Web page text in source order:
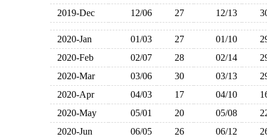
2019-Dec
12/06 27 12/13
2020-Jan 01/03 27 01/10
2020-Feb
02/07 28 02/14
2020-Mar
03/06 30 03/13
2020-Apr
04/03 17 04/10
2020-May
05/01 20 05/08
2020-Jun
06/05 26 06/12